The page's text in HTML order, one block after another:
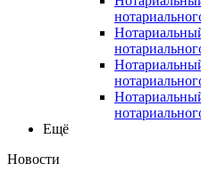
Ещё
Новости